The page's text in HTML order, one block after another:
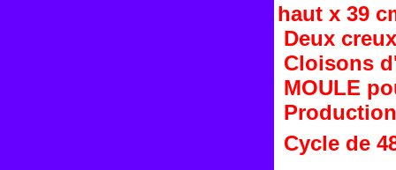
haut x 39
Deux
Cloisons
MOULE
Cycle de